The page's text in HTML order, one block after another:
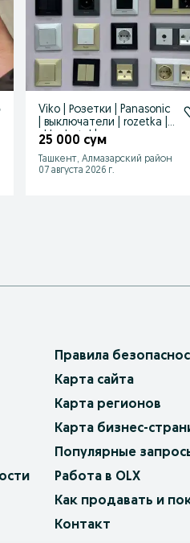
Viko | Розетки | Panasonic
| выключатели | rozetka |
vkluchatel |
25 000 сум
Ташкент, Алмазарский район
07 августа 2026 г.
Правила
Карта сайта
Карта регионов
Карта бизнес-
Популярные
Работа в OLX
Как продавать и
Контакт